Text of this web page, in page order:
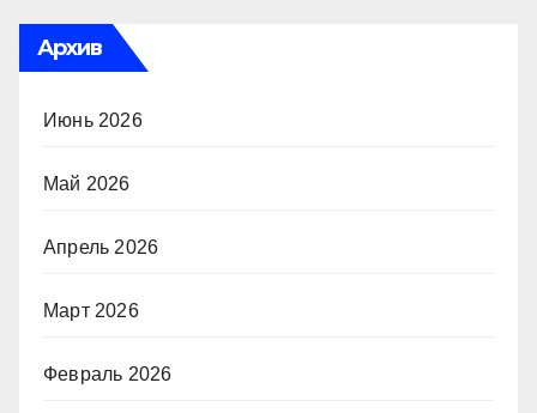
Архив
Июнь 2026
Май 2026
Апрель 2026
Март 2026
Февраль 2026